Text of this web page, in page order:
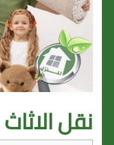
نقل الاثاث